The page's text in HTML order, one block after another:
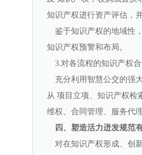
知识产权进行资产评估，
鉴于知识产权的地域性
知识产权预警和布局。
3.对各流程的知识产权
充分利用智慧公交的强
从 项目立项、知识产权检
维权、合同管理、服务代
四、塑造活力迸发规范
对在知识产权形成、创